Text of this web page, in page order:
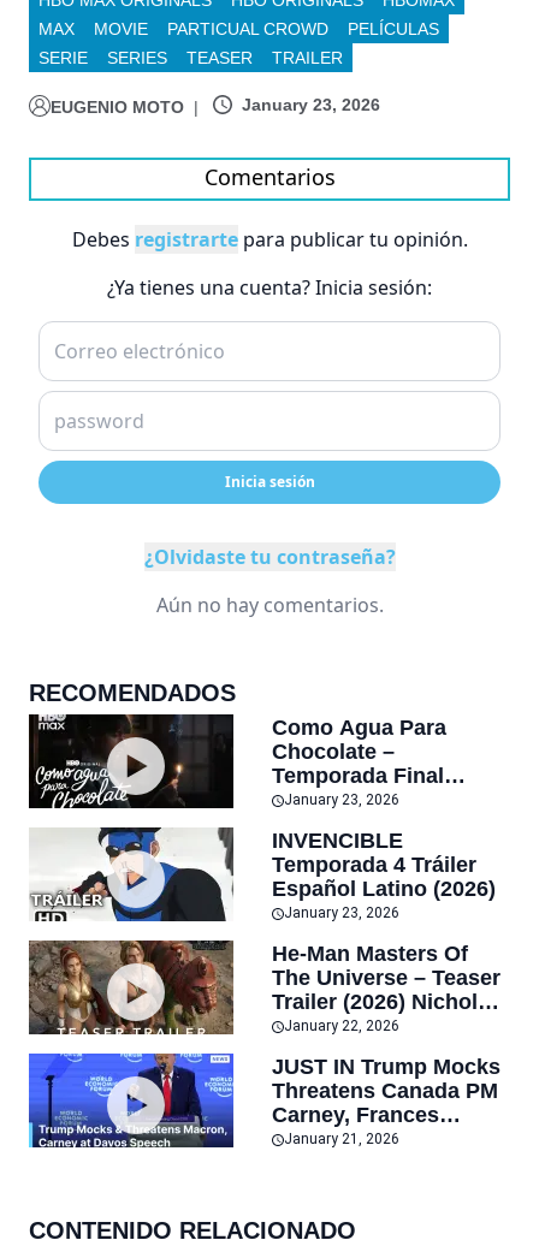
MAX
MOVIE PARTICUAL CROWD
PELÍCULAS
SERIE
SERIES TEASER TRAILER
EUGENIO MOTO | January 23, 2026
Comentarios
Debes registrartepara publicar tu opinión.
¿Ya tienes una cuenta? Inicia sesión:
Inicia sesión
¿Olvidaste tu contraseña?
Aún no hay comentarios.
RECOMENDADOS
Como Agua Para
Chocolate –
Temporada Final
Tráiler Oficial HBO
January 23, 2026
INVENCIBLE
Temporada 4 Tráiler
Español Latino (2026)
January 23, 2026
He-Man Masters Of
The Universe – Teaser
Trailer (2026) Nicholas
Galitzine Amazon
January 22, 2026
JUST IN Trump Mocks
Threatens Canada PM
Carney, Frances
Macron at World
January 21, 2026
CONTENIDO RELACIONADO